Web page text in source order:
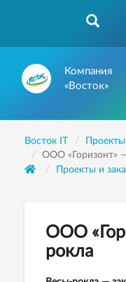
Компания
«Восток»
Восток IT
ООО «Горизонт»
Проекты и
ООО
рокла